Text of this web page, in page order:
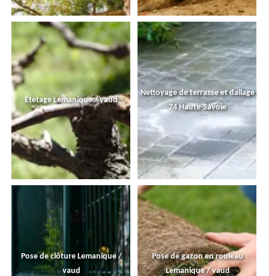
Etetage Lemanique / vaud
Nettoyage de terrasse et dallage
74 Haute-Savoie
Pose de clôture Lemanique /
vaud
Pose de gazon en rouleau
Lemanique / vaud